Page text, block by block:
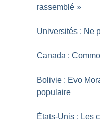
rassemblé »
Universités : Ne
Canada :
Bolivie : Evo
populaire
États-Unis : Les